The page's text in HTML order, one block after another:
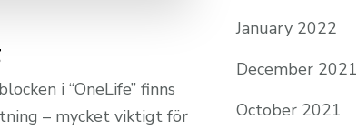
i “OneLife” finns
– mycket viktigt för
January 2022
December 2021
October 2021